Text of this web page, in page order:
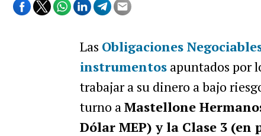
Las Obligaciones
instrumentosapuntados por
trabajar a su dinero a bajo
turno aMastellone
Dólar MEP) y la Clase 3 (en